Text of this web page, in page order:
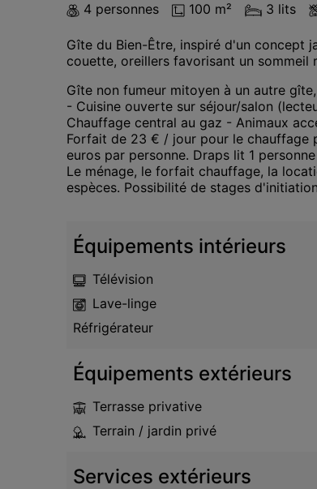
4 personnes 100 m² 3 lits
Gîte du Bien-Être, inspiré d'un concept
couette, oreillers favorisant un sommeil
Gîte non fumeur mitoyen à un autre
- Cuisine ouverte sur séjour/salon
Chauffage central au gaz - Animaux
Forfait de 23 € / jour pour le chauffage
euros par personne. Draps lit 1
Le ménage, le forfait chauffage, la
espèces. Possibilité de stages
Équipements intérieurs
Télévision
Lave-linge
Réfrigérateur
Équipements extérieurs
Terrasse privative
Terrain / jardin privé
Services extérieurs